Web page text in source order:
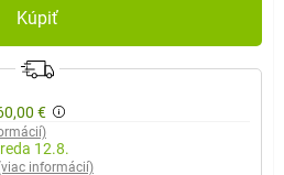
Kúpiť
€
12.8.
informácií)